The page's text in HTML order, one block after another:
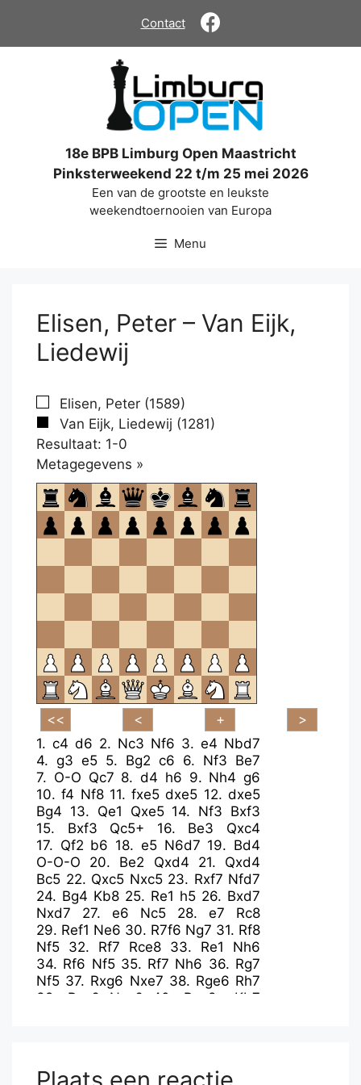
de
Contact
18e BPB Limburg Open Maastricht
Pinksterweekend 22 t/m 25 mei 2026
Een van de grootste en leukste
weekendtoernooien van Europa
Menu
Elisen, Peter – Van Eijk,
Liedewij
Elisen, Peter (1589)
Van Eijk, Liedewij (1281)
Resultaat: 1-0
Metagegevens »
om
te
openen.
1. c4 d6 2. Nc3 Nf6 3. e4 Nbd7
4. g3 e5 5. Bg2 c6 6. Nf3 Be7
7. O-O Qc7 8. d4 h6 9. Nh4 g6
10.f4 Nf8 11.fxe5 dxe5 12.dxe5
Bg4 13. Qe1 Qxe5 14. Nf3 Bxf3
15. Bxf3 Qc5+ 16. Be3
Qxc4
17. Qf2 b6 18. e5 N6d7 19. Bd4
O-O-O
20. Be2 Qxd4 21. Qxd4
Bc5 22. Qxc5 Nxc5 23. Rxf7 Nfd7
24. Bg4 Kb8 25. Re1 h5 26. Bxd7
Nxd7
27. e6 Nc5 28. e7
Rc8
29. Ref1 Ne6 30. R7f6 Ng7 31. Rf8
Nf5 32. Rf7 Rce8 33. Re1
Nh6
34. Rf6 Nf5 35. Rf7 Nh6 36. Rg7
Nf5 37. Rxg6 Nxe7 38. Rge6 Rh7
39. Rxc6 Nxc6 40. Rxe8+
Kb7